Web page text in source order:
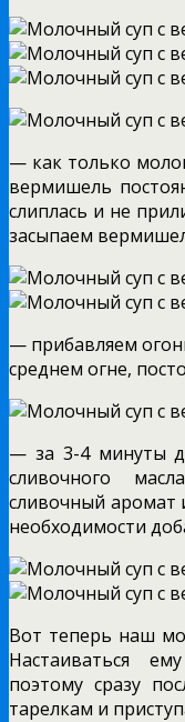
— как только
вермишель
слиплась и не
засыпаем
— прибавляем
среднем огне,
— за 3-4 минуты
сливочного
сливочный аромат
необходимости
Вот теперь наш
Настаиваться
поэтому сразу
тарелкам и